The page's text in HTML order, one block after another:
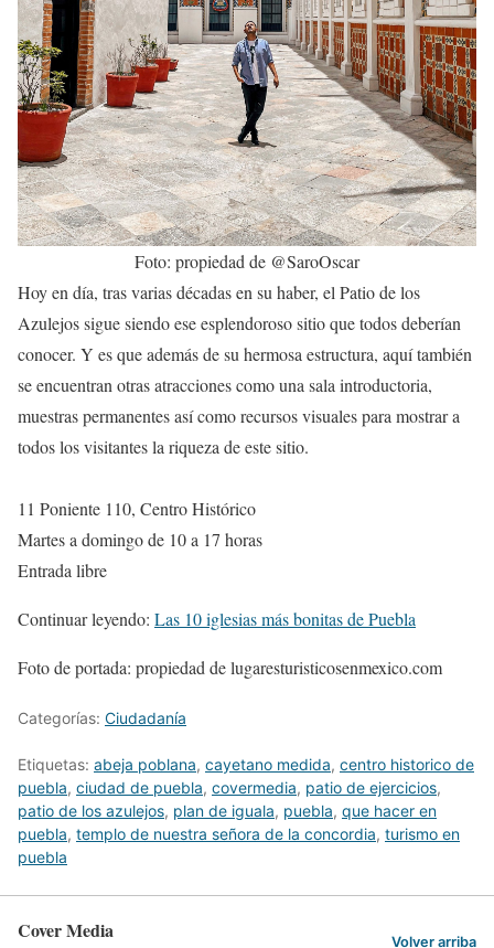
Foto: propiedad de @SaroOscar
Hoy en día, tras varias décadas en su haber, el Patio de los
Azulejos sigue siendo ese esplendoroso sitio que todos deberían
conocer. Y es que además de su hermosa estructura, aquí también
se encuentran otras atracciones como una sala introductoria,
muestras permanentes así como recursos visuales para mostrar a
todos los visitantes la riqueza de este sitio.
11 Poniente 110, Centro Histórico
Martes a domingo de 10 a 17 horas
Entrada libre
Continuar leyendo: Las 10 iglesias más bonitas de Puebla
Foto de portada: propiedad de lugaresturisticosenmexico.com
Categorías: Ciudadanía
Etiquetas: abeja poblana, cayetano medida, centro historico de
puebla, ciudad de puebla, covermedia, patio de ejercicios,
patio de los azulejos, plan de iguala, puebla, que hacer en
puebla, templo de nuestra señora de la concordia, turismo en
puebla
Cover Media Volver arriba